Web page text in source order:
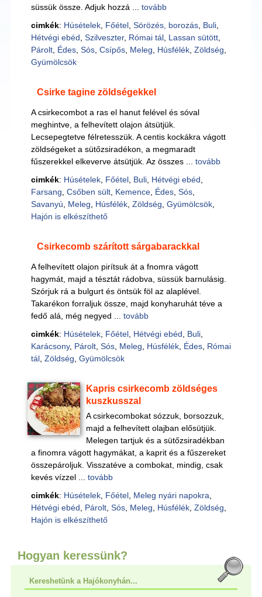
süssük össze. Adjuk hozzá ... tovább
cimkék: Húsételek, Főétel, Sörözés, borozás, Buli,
Hétvégi ebéd Szilveszter, Római tál, Lassan sütött,
Párolt, Édes, Sós, Csípős, Meleg Húsfélék, Zöldség
Gyümölcsök
Csirke tagine zöldségekkel
A csirkecombot a ras el hanut felével és sóval
meghintve, a felhevített olajon átsütjük.
Lecsepegtetve félretesszük. A centis kockákra vágott
zöldségeket a sütőzsiradékon, a megmaradt
fűszerekkel elkeverve átsütjük. Az összes ... tovább
cimkék: Húsételek, Főétel, Buli, Hétvégi ebéd
Farsang Csőben sült, Kemence, Édes, Sós,
Savanyú
Meleg Húsfélék, Zöldség Gyümölcsök,
Hajón is elkészíthető
Csirkecomb szárított sárgabarackkal
A felhevített olajon pirítsuk át a fnomra vágott
hagymát, majd a tésztát rádobva, süssük barnulásig.
Szórjuk rá a bulgurt és öntsük föl az alaplével.
Takarékon forraljuk össze, majd konyharuhát téve a
fedő alá, még negyed ... tovább
cimkék: Húsételek, Főétel, Hétvégi ebéd Buli,
Karácsony, Párolt, Sós, Meleg Húsfélék, Édes, Római
tál, Zöldség Gyümölcsök
Kapris csirkecomb zöldséges
kuszkusszal
A csirkecombokat sózzuk, borsozzuk,
majd a felhevített olajban elősütjük.
Melegen tartjuk és a sütőzsiradékban
a finomra vágott hagymákat, a kaprit és a fűszereket
összepároljuk. Visszatéve a combokat, mindig, csak
kevés vízzel ... tovább
cimkék: Húsételek, Főétel, Meleg nyári napokra
Hétvégi ebéd
Párolt, Sós, Meleg Húsfélék, Zöldség
Hajón is elkészíthető
Hogyan keressünk?
Kereshetünk a Hajókonyhán...